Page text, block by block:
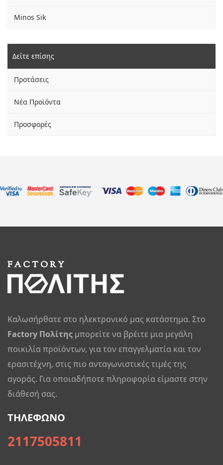
Minos Sik
Δείτε επίσης
Προτάσεις
Νέα Προϊόντα
Προσφορές
Καλωσήρθατε στο ηλεκτρονικό μας κατάστημα. Στο
Factory Πολίτης μπορείτε να βρέιτε μια μεγάλη
ποικιλία προϊόντων, για τον επαγγελματία και τον
ερασιτέχνη, στις πιο ανταγωνιστικές τιμές της
αγοράς. Για οποιαδήποτε πληροφορία είμαστε στην
διάθεσή σας.
ΤΗΛΕΦΩΝΟ
2117505811